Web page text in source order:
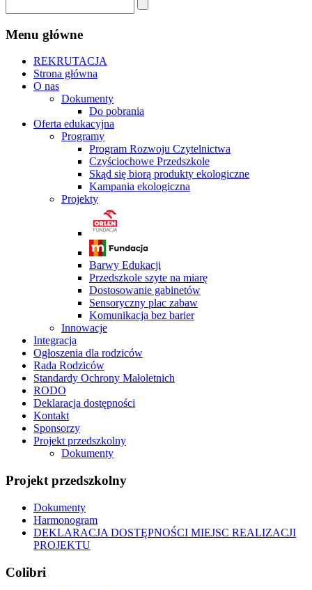
Menu główne
REKRUTACJA
Strona główna
O nas
Dokumenty
Do pobrania
Oferta edukacyjna
Programy
Program Rozwoju Czytelnictwa
Czyściochowe Przedszkole
Skąd się biorą produkty ekologiczne
Kampania ekologiczna
Projekty
Barwy Edukacji
Przedszkole szyte na miarę
Dostosowanie gabinetów
Sensoryczny plac zabaw
Komunikacja bez barier
Innowacje
Integracja
Ogłoszenia dla rodziców
Rada Rodziców
Standardy Ochrony Małoletnich
RODO
Deklaracja dostępności
Kontakt
Sponsorzy
Projekt przedszkolny
Dokumenty
Projekt przedszkolny
Dokumenty
Harmonogram
DEKLARACJA DOSTĘPNOŚCI MIEJSC REALIZACJI
PROJEKTU
Colibri